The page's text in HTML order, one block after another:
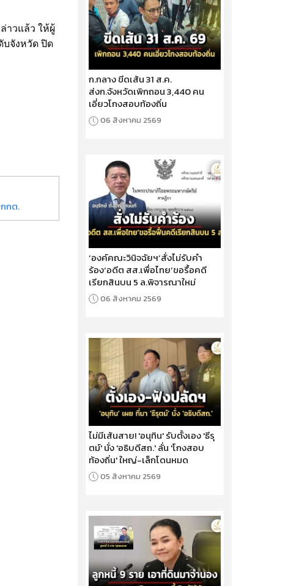
าวแล้ว ให้ผู้
บจังหวัด ปิด
กกต.
ก.กลาง ขีดเส้น 31 ส.ค.
ส่งก.จังหวัดเพิกถอน 3,440 คน
เอี่ยวโกงสอบท้องถิ่น
06 สิงหาคม 2569
‘องค์คณะวินิจฉัยฯ’สั่งไม่รับคำ
ร้อง‘อดีต สส.เพื่อไทย’ขอรื้อคดี
เรียกสินบน 5 ล.พิจารณาใหม่
06 สิงหาคม 2569
ไม่มีเส้นสาย! 'อนุทิน' รับตั้งเอง 'ธีรุ
ตม์' นั่ง 'อธิบดีสถ.' ลั่น 'โกงสอบ
ท้องถิ่น' ใหญ่-เล็กโดนหมด
05 สิงหาคม 2569